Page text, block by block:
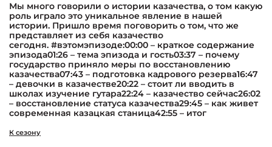
Мы много говорили о истории казачества, о том какую
роль играло это уникальное явление в нашей
истории. Пришло время поговорить о том, что же
представляет из себя казачество
сегодня. #вэтомэпизоде:00:00 – краткое содержание
эпизода01:26 – тема эпизода и гость03:37 – почему
государство приняло меры по восстановлению
казачества07:43 – подготовка кадрового резерва16:47
– девочки в казачестве20:22 – стоит ли вводить в
школах изучение гутара22:24 – казачество сейчас26:02
– восстановление статуса казачества29:45 – как живет
современная казацкая станица42:55 – итог
К сезону